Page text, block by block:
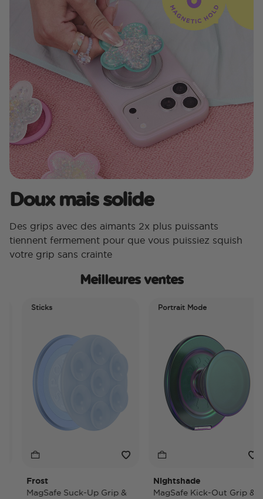
Doux mais solide
Des grips avec des aimants 2x plus puissants
tiennent fermement pour que vous puissiez squish
votre grip sans crainte
Meilleures ventes
Sticks
Frost
MagSafe Suck-Up Grip &
Portrait Mode
Nightshade
MagSafe Kick-Out Grip &